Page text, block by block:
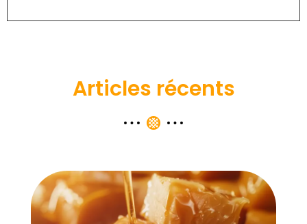
Articles récents